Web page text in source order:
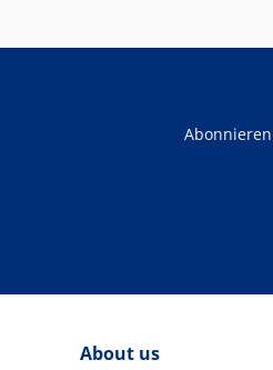
About us